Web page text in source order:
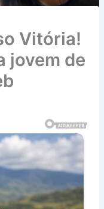
Vitória!
jovem de